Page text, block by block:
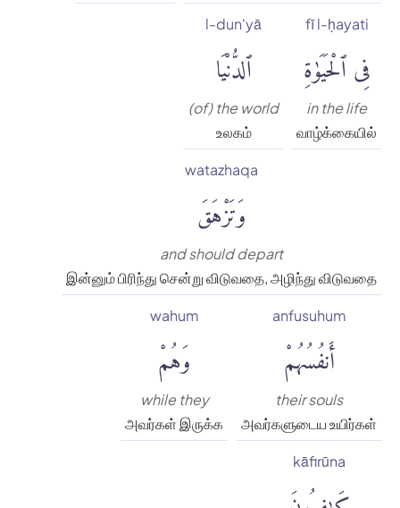
fī l-ḥayati
فِى ٱلْحَيَوٰةِ
in the life
வாழ்க்கையில்
l-dun'yā
ٱلدُّنْيَا
(of) the world
உலகம்
watazhaqa
وَتَزْهَقَ
and should depart
இன்னும் பிரிந்து சென்று விடுவதை, அழிந்து விடுவதை
anfusuhum
أَنفُسُهُمْ
their souls
அவர்களுடைய உயிர்கள்
wahum
وَهُمْ
while they
அவர்கள் இருக்க
kāfirūna